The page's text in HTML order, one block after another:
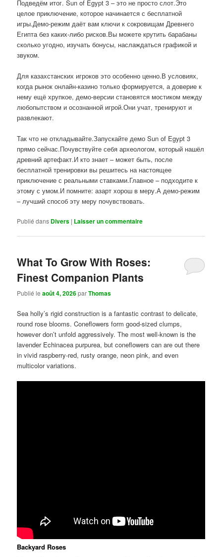
Подведём итог. Sun of Egypt 3 – это не просто слот.Это
целое приключение, которое начинается с бесплатной
игры.Демо-режим даёт вам ключи к сокровищам Древнего
Египта без каких-либо рисков.Вы можете крутить барабаны
сколько угодно, изучать бонусы, наслаждаться графикой и
звуком.
Для казахстанских игроков это особенно ценно.В условиях,
когда рынок онлайн-казино только формируется, а доверие к
нему ещё хрупкое, демо-версии становятся мостиком между
любопытством и осознанной игрой.Они учат, тренируют и
развлекают.
Так что не откладывайте.Запускайте демо Sun of Egypt 3
прямо сейчас.Почувствуйте себя археологом, который нашёл
древний артефакт.И кто знает – может быть, после
бесплатной тренировки вы решитесь на настоящее
приключение с реальными ставками.Главное – подходите к
этому с умом.И помните: азарт хорош в меру.А демо-режим
– лучший способ эту меру почувствовать.
Publié dans Divers | Laisser un commentaire
What To Grow With Roses:
Finest Companion Plants
Publié leaoût 4, 2026parThomas
Sea holly’s rigid construction is a fantastic contrast to delicate,
round rose blooms. Coneflowers form good-sized clumps,
however don’t unfold aggressively. The most well-known is the
lavender Echinacea purpurea, but coneflowers can are out there
in vivid raspberry-red, rusty orange, neon pink, and even
multicolor variations.
Backyard Roses